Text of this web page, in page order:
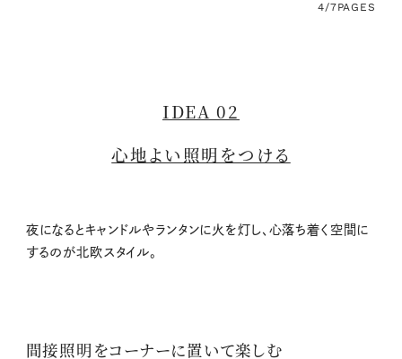
4/7PAGES
IDEA 02
心地よい照明をつける
夜になるとキャンドルやランタンに火を灯し、心落ち着く空間に
するのが北欧スタイル。
間接照明をコーナーに置いて楽しむ